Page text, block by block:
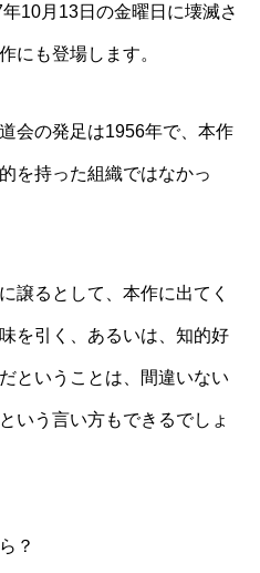
10月13日の金曜日に壊滅さ
にも登場します。
会の発足は1956年で、本作
を持った組織ではなかっ
譲るとして、本作に出てく
を引く、あるいは、知的好
ということは、間違いない
いう言い方もできるでしょ
？